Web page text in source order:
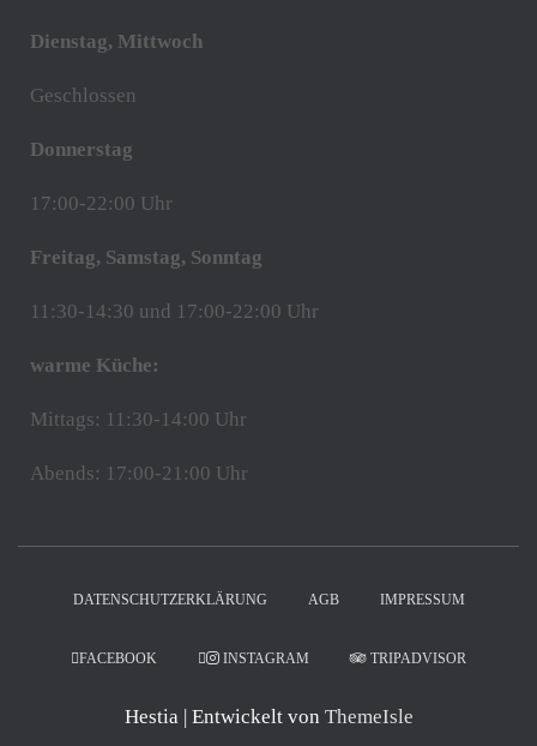
Dienstag, Mittwoch
Geschlossen
Donnerstag
17:00-22:00 Uhr
Freitag, Samstag, Sonntag
11:30-14:30 und 17:00-22:00 Uhr
warme Küche:
Mittags: 11:30-14:00 Uhr
Abends: 17:00-21:00 Uhr
DATENSCHUTZERKLÄRUNG AGB IMPRESSUM
FACEBOOK INSTAGRAM TRIPADVISOR
Hestia | Entwickelt von ThemeIsle